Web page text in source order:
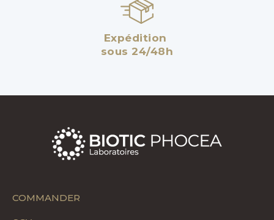
Expédition
sous 24/48h
COMMANDER